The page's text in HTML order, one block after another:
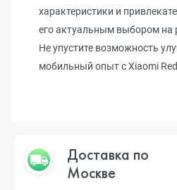
характеристики и
его актуальным выбором на
Не упустите возможность
мобильный опыт с Xiaomi
Доставка по
Москве